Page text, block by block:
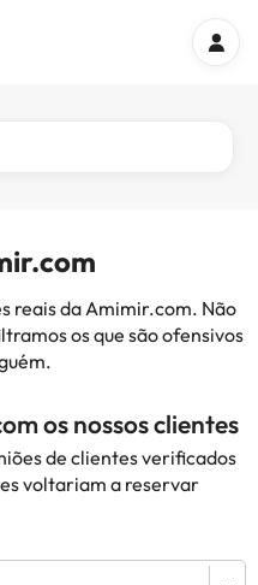
reais da Amimir.com. Não
os que são ofensivos
os nossos clientes
de clientes verificados
voltariam a reservar